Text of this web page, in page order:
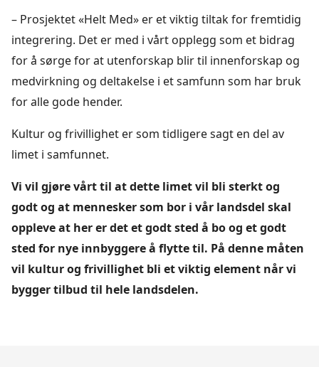
– Prosjektet «Helt Med» er et viktig tiltak for fremtidig
integrering. Det er med i vårt opplegg som et bidrag
for å sørge for at utenforskap blir til innenforskap og
medvirkning og deltakelse i et samfunn som har bruk
for alle gode hender.
Kultur og frivillighet er som tidligere sagt en del av
limet i samfunnet.
Vi vil gjøre vårt til at dette limet vil bli sterkt og
godt og at mennesker som bor i vår landsdel skal
oppleve at her er det et godt sted å bo og et godt
sted for nye innbyggere å flytte til. På denne måten
vil kultur og frivillighet bli et viktig element når vi
bygger tilbud til hele landsdelen.